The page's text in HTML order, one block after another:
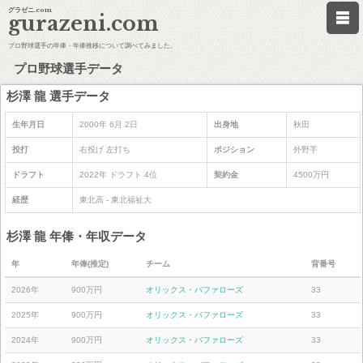
グラゼニ.com
gurazeni.com
プロ野球選手の年俸・年俸推移について調べてみました。
プロ野球選手データ
杉澤 龍 選手データ
生年月日 2000年 6月 2日 出身地 秋田
投打 右投げ 左打ち ポジション 外野手
ドラフト 2022年 ドラフト 4位 契約金 4500万円
経歴 東北高 - 東北福祉大
杉澤 龍 年俸・年収データ
年 年俸(推定) チーム 背番号
2026年 900万円 オリックス・バファローズ 33
2025年 900万円 オリックス・バファローズ 33
2024年 900万円 オリックス・バファローズ 33